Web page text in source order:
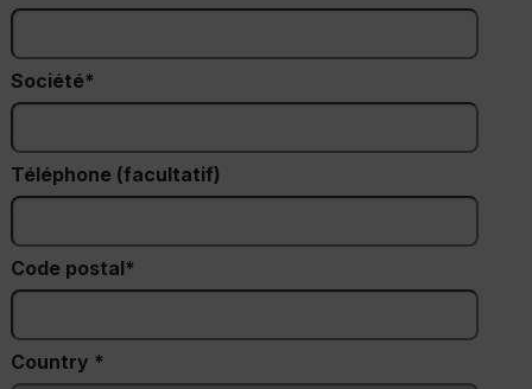
Société
Téléphone (facultatif)
Code postal*
Country *
CS_FPC
Politique de confidentialité de Google